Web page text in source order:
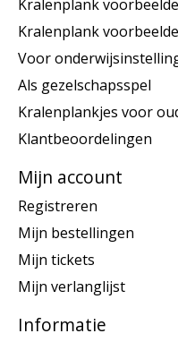
Kralenplank
Kralenplank
Voor
Als gezelschapsspel
Kralenplankjes voor
Klantbeoordelingen
Mijn account
Registreren
Mijn bestellingen
Mijn tickets
Mijn verlanglijst
Informatie